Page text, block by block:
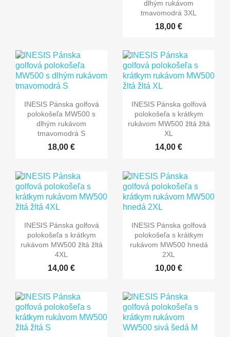
dlhým rukávom
tmavomodrá 3XL
18,00 €
INESIS Pánska golfová
polokošeľa MW500 s
dlhým rukávom
tmavomodrá S
18,00 €
INESIS Pánska golfová
polokošeľa s krátkym
rukávom MW500 žltá žltá
XL
14,00 €
INESIS Pánska golfová
polokošeľa s krátkym
rukávom MW500 žltá žltá
4XL
14,00 €
INESIS Pánska golfová
polokošeľa s krátkym
rukávom MW500 hnedá
2XL
10,00 €